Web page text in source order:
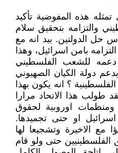
تمثله هذه المفوضية تأكيد
والتزامه بتحقيق سلام
حل الدولتين. بيد انه مع
بامن اسرائيل، وهذا
للشعب الفلسطيني
دولة الكيان الصهيوني
؟ انه يكون بهذا
طولب هذا الاتحاد مرارا
اوروبية لحقوق
اسرائيل او حتى تجميدها.
مع الاخيرة وتشجيعا لها
الفلسطينيين حتى ولو قام